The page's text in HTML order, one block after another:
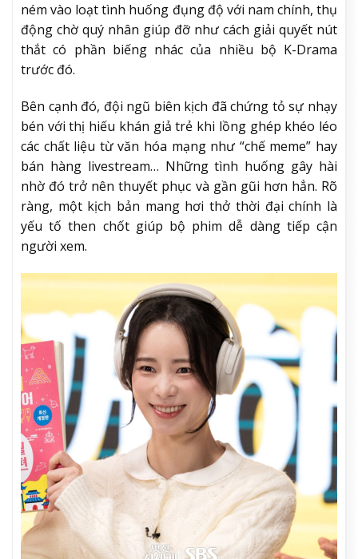
ném vào loạt tình huống đụng độ với nam chính, thụ
động chờ quý nhân giúp đỡ như cách giải quyết nút
thắt có phần biếng nhác của nhiều bộ K-Drama
trước đó.
Bên cạnh đó, đội ngũ biên kịch đã chứng tỏ sự nhạy
bén với thị hiếu khán giả trẻ khi lồng ghép khéo léo
các chất liệu từ văn hóa mạng như “chế meme” hay
bán hàng livestream… Những tình huống gây hài
nhờ đó trở nên thuyết phục và gần gũi hơn hẳn. Rõ
ràng, một kịch bản mang hơi thở thời đại chính là
yếu tố then chốt giúp bộ phim dễ dàng tiếp cận
người xem.